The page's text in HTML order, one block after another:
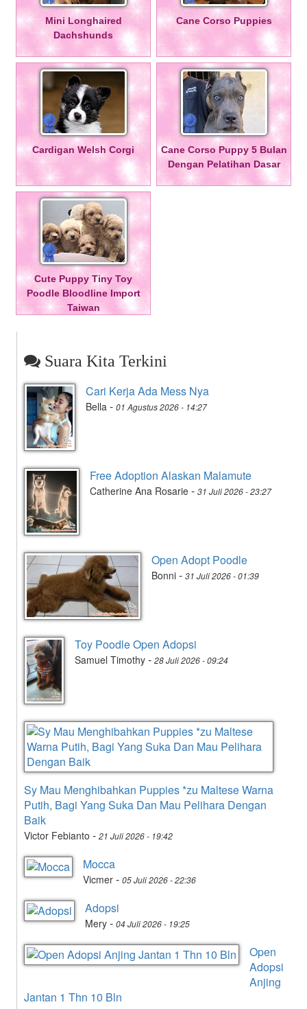
Mini Longhaired
Dachshunds
Cane Corso Puppies
Cardigan Welsh Corgi
Cane Corso Puppy 5 Bulan
Dengan Pelatihan Dasar
Cute Puppy Tiny Toy
Poodle Bloodline Import
Taiwan
Suara Kita Terkini
Cari Kerja Ada Mess Nya
Bella - 01 Agustus 2026 - 14:27
Free Adoption Alaskan Malamute
Catherine Ana Rosarie - 31 Juli 2026 - 23:27
Open Adopt Poodle
Bonni - 31 Juli 2026 - 01:39
Toy Poodle Open Adopsi
Samuel Timothy - 28 Juli 2026 - 09:24
Sy Mau Menghibahkan Puppies *zu Maltese Warna
Putih, Bagi Yang Suka Dan Mau Pelihara Dengan
Baik
Victor Febianto - 21 Juli 2026 - 19:42
Mocca
Vicmer - 05 Juli 2026 - 22:36
Adopsi
Mery - 04 Juli 2026 - 19:25
Open
Adopsi
Anjing
Jantan 1 Thn 10 Bln